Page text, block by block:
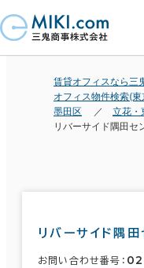
賃貸オフィスなら三
オフィス物件検索(
墨田区
立花・
リバーサイド隅田セ
リバーサイド隅
お問い合わせ番号：